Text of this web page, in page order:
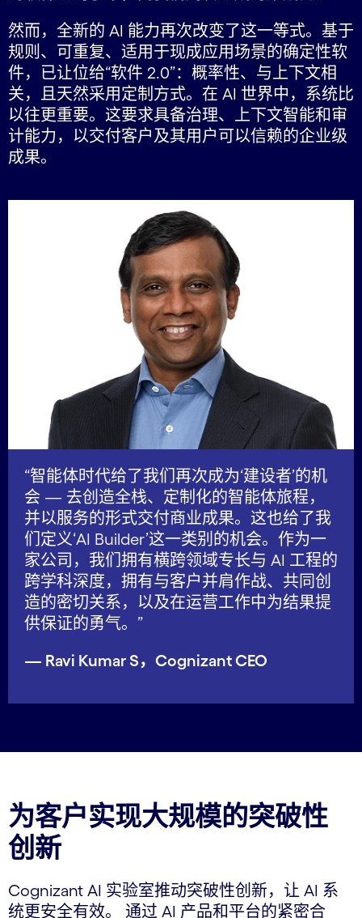
然而，全新的 AI 能力再次改变了这一等式。基于
规则、可重复、适用于现成应用场景的确定性软
件，已让位给“软件 2.0”：概率性、与上下文相
关，且天然采用定制方式。在 AI 世界中，系统比
以往更重要。这要求具备治理、上下文智能和审
计能力，以交付客户及其用户可以信赖的企业级
成果。
“智能体时代给了我们再次成为‘建设者’的机
会 — 去创造全栈、定制化的智能体旅程，
并以服务的形式交付商业成果。这也给了我
们定义‘AI Builder’这一类别的机会。作为一
家公司，我们拥有横跨领域专长与 AI 工程的
跨学科深度，拥有与客户并肩作战、共同创
造的密切关系，以及在运营工作中为结果提
供保证的勇气。”
— Ravi Kumar S，Cognizant CEO
为客户实现大规模的突破性
创新
Cognizant AI 实验室推动突破性创新，让 AI 系
统更安全有效。 通过 AI 产品和平台的紧密合